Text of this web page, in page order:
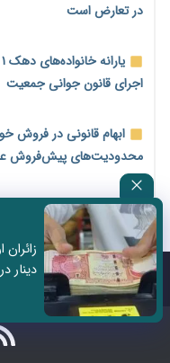
مرحله سیزدهم کالابرگ
۱۴ مرداد؛ اولین «روز
کارفرما» چگونه به تقویم
سکه در یک قدمی ۱۸۵ میلیون تومان
تشکل‌ها در مسیر ارتقای
ساماندهی نیروهای
برخی نمایندگان به دنبال
در تعارض است
اجرای قانون جوانی جمعیت
ابهام قانونی در فروش
محدودیت‌های پیش‌فروش
سه نماد جدید اخزا در
ثبت نادرست عنوان
روبه‌رو می‌کند
دینار